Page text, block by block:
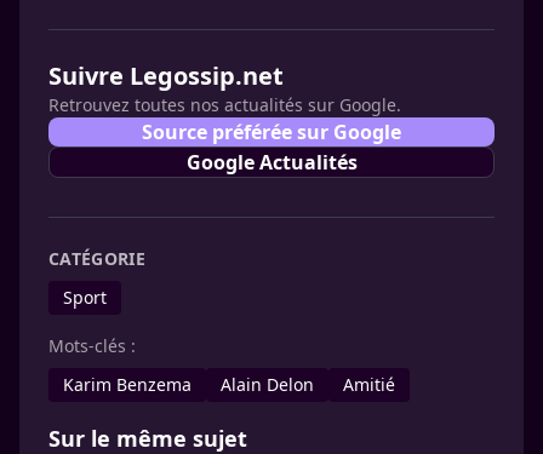
Suivre Legossip.net
Retrouvez toutes nos actualités sur Google.
Source préférée sur Google
Google Actualités
CATÉGORIE
Sport
Mots-clés :
Karim Benzema
Alain Delon Amitié
Sur le même sujet